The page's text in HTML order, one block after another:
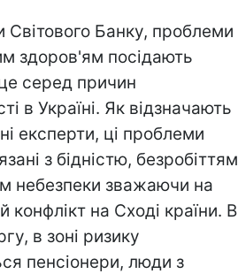
Світового Банку, проблеми
здоров'ям посідають
серед причин
в Україні. Як відзначають
експерти, ці проблеми
з бідністю, безробіттям
небезпеки зважаючи на
конфлікт на Сході країни. В
в зоні ризику
пенсіонери, люди з